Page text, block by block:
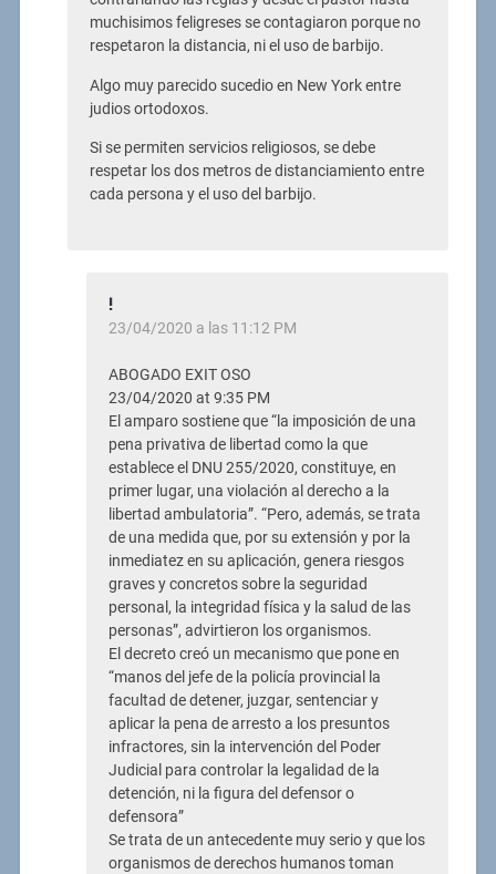
muchisimos feligreses se contagiaron porque no
respetaron la distancia, ni el uso de barbijo.
Algo muy parecido sucedio en New York entre
judios ortodoxos.
Si se permiten servicios religiosos, se debe
respetar los dos metros de distanciamiento entre
cada persona y el uso del barbijo.
!
23/04/2020 a las 11:12 PM
ABOGADO EXIT OSO
23/04/2020 at 9:35 PM
El amparo sostiene que “la imposición de una
pena privativa de libertad como la que
establece el DNU 255/2020, constituye, en
primer lugar, una violación al derecho a la
libertad ambulatoria”. “Pero, además, se trata
de una medida que, por su extensión y por la
inmediatez en su aplicación, genera riesgos
graves y concretos sobre la seguridad
personal, la integridad física y la salud de las
personas”, advirtieron los organismos.
El decreto creó un mecanismo que pone en
“manos del jefe de la policía provincial la
facultad de detener, juzgar, sentenciar y
aplicar la pena de arresto a los presuntos
infractores, sin la intervención del Poder
Judicial para controlar la legalidad de la
detención, ni la figura del defensor o
defensora”
Se trata de un antecedente muy serio y que los
organismos de derechos humanos toman